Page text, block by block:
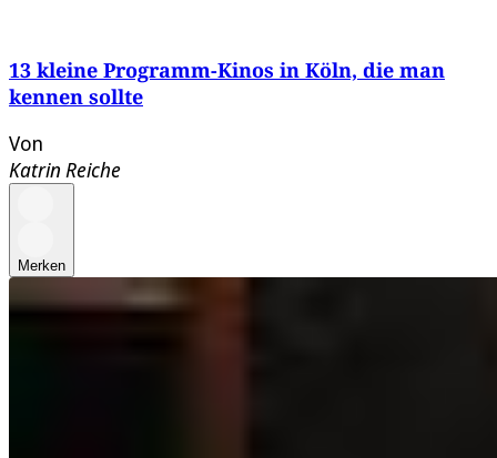
13 kleine Programm-Kinos in Köln, die man
kennen sollte
Von
Katrin Reiche
Merken